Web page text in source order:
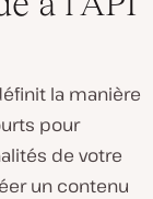
la manière
pour
de votre
un contenu